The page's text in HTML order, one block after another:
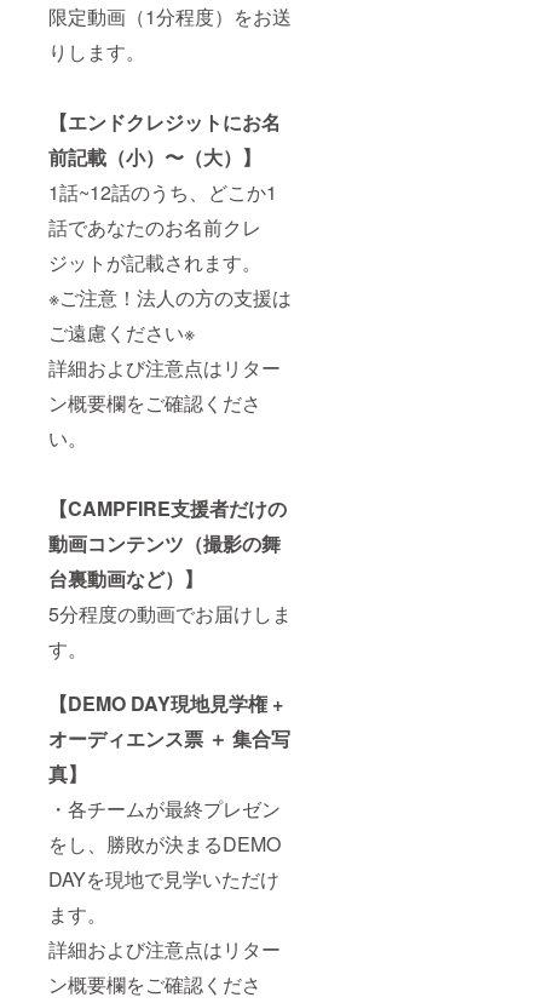
限定動画（1分程度）をお送
りします。
【エンドクレジットにお名
前記載（小）〜（大）】
1話~12話のうち、どこか1
話であなたのお名前クレ
ジットが記載されます。
※ご注意！法人の方の支援は
ご遠慮ください※
詳細および注意点はリター
ン概要欄をご確認くださ
い。
【CAMPFIRE支援者だけの
動画コンテンツ（撮影の舞
台裏動画など）】
5分程度の動画でお届けしま
す。
【DEMO DAY現地見学権 +
オーディエンス票 ＋ 集合写
真】
・各チームが最終プレゼン
をし、勝敗が決まるDEMO
DAYを現地で見学いただけ
ます。
詳細および注意点はリター
ン概要欄をご確認くださ